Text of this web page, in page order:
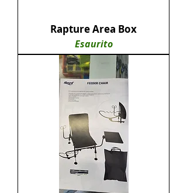
Rapture Area Box
Esaurito